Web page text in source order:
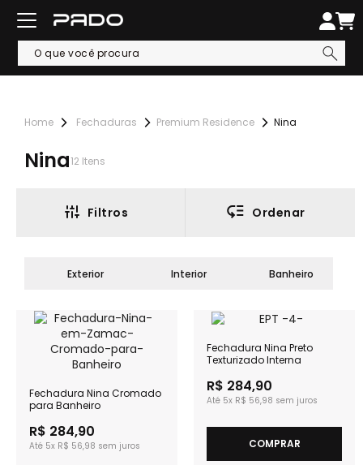
Fechaduras Premium Residence Nina
Nina12 Itens
Filtros Ordenar
Exterior Interior Banheiro
Fechadura Nina Cromado
para Banheiro
R$ 284,90
5x R$ 56,98
Fechadura Nina Preto
Texturizado Interna
R$ 284,90
5x R$ 56,98
COMPRAR